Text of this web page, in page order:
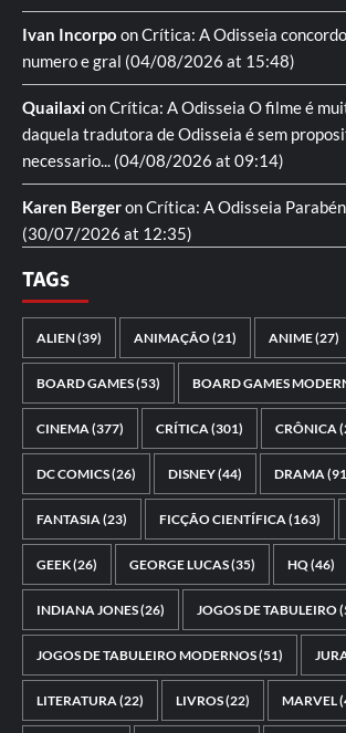
Ivan Incorpo onCrítica: A Odisseia
numero e gral (04/08/2026 at 15:48)
QuailaxionCrítica: A Odisseia O filme é
daquela tradutora de Odisseia é sem
necessario... (04/08/2026 at 09:14)
Karen BergeronCrítica: A Odisseia
(30/07/2026 at 12:35)
TAGs
ALIEN(39) ANIMAÇÃO(21) ANIME(27)
BOARD GAMES(53) BOARD GAMES
CINEMA(377) CRÍTICA(301) CRÔNICA
DC COMICS(26) DISNEY(44) DRAMA
FANTASIA(23) FICÇÃO CIENTÍFICA(163)
GEEK(26) GEORGE LUCAS(35) HQ(46)
INDIANA JONES(26) JOGOS DE TABULEIRO
JOGOS DE TABULEIRO MODERNOS(51)
LITERATURA(22) LIVROS(22) MARVEL